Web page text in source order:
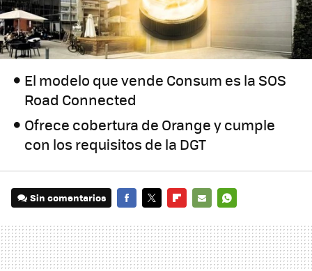
El modelo que vende Consum es la SOS
Road Connected
Ofrece cobertura de Orange y cumple
con los requisitos de la DGT
Sin comentarios
MAIL